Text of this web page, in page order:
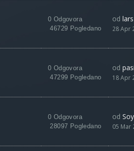
0 Odgovora
46729 Pogledano
od
28 Apr
0 Odgovora
47299 Pogledano
od
18 Apr
0 Odgovora
28097 Pogledano
od
05 Mar